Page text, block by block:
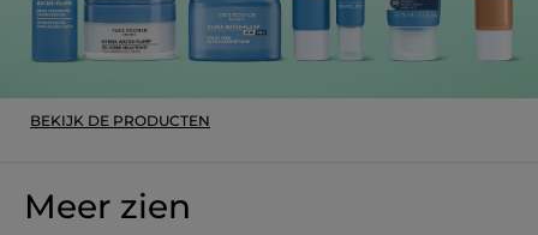
BEKIJK DE PRODUCTEN
Meer zien